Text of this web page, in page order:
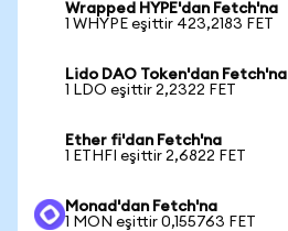
Wrapped HYPE'dan Fetch'na
1 WHYPE eşittir 423,2183 FET
Lido DAO Token'dan Fetch'na
1 LDO eşittir 2,2322 FET
Ether fi'dan Fetch'na
1 ETHFI eşittir 2,6822 FET
Monad'dan Fetch'na
1 MON eşittir 0,155763 FET